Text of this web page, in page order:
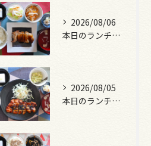
2026/08/06
本日のランチは、照焼きチキン！
2026/08/05
本日のランチは、ロース豚カツ梅はさみ！